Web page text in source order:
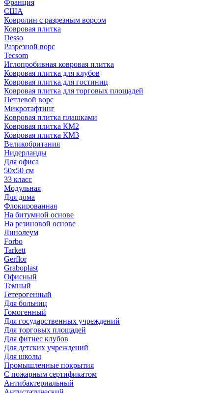
Франция
США
Ковролин с разрезным ворсом
Ковровая плитка
Desso
Разрезной ворс
Tecsom
Иглопробивная ковровая плитка
Ковровая плитка для клубов
Ковровая плитка для гостиниц
Ковровая плитка для торговых площадей
Петлевой ворс
Микротафтинг
Ковровая плитка плашками
Ковровая плитка КМ2
Ковровая плитка КМ3
Великобритания
Нидерланды
Для офиса
50х50 см
33 класс
Модульная
Для дома
Флокированная
На битумной основе
На резиновой основе
Линолеум
Forbo
Tarkett
Gerflor
Graboplast
Офисный
Темный
Гетерогенный
Для больниц
Гомогенный
Для государственных учреждений
Для торговых площадей
Для фитнес клубов
Для детских учреждений
Для школы
Промышленные покрытия
С пожарным сертификатом
Антибактериальный